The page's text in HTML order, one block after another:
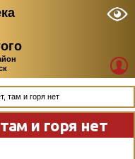
там и горя нет
и горя нет